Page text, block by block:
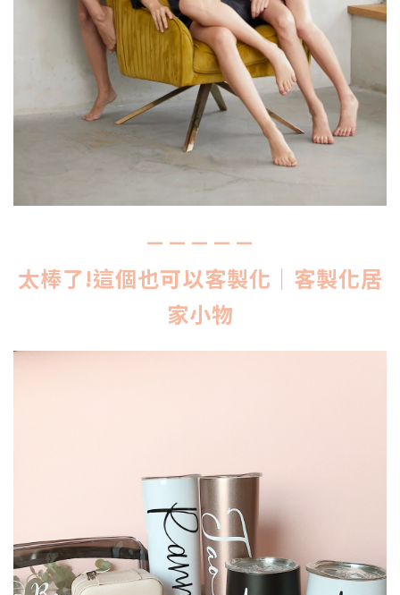
－－－－－
太棒了!這個也可以客製化｜客製化居
家小物